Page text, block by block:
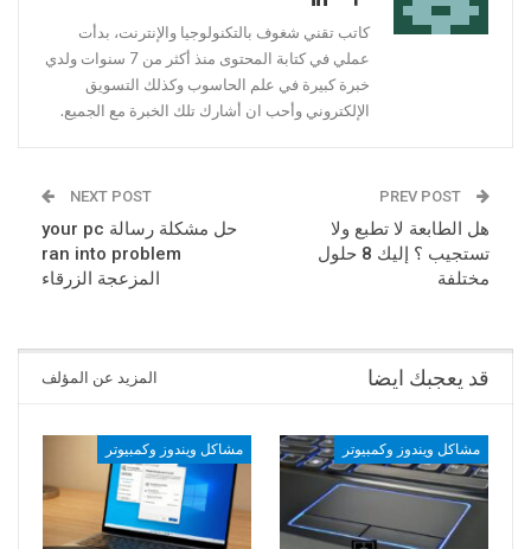
كاتب تقني شغوف بالتكنولوجيا والإنترنت، بدأت
عملي في كتابة المحتوى منذ أكثر من 7 سنوات ولدي
خبرة كبيرة في علم الحاسوب وكذلك التسويق
الإلكتروني وأحب ان أشارك تلك الخبرة مع الجميع.
هل الطابعة لا تطبع ولا
تستجيب ؟ إليك 8 حلول
مختلفة
NEXT POST
حل مشكلة رسالة your pc
ran into problem
المزعجة الزرقاء
قد يعجبك ايضا المزيد عن المؤلف
مشاكل ويندوز وكمبيوتر مشاكل ويندوز وكمبيوتر